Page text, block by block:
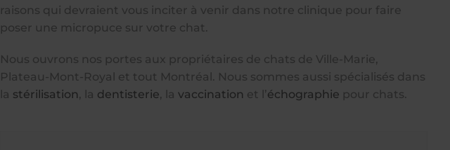
raisons qui devraient vous inciter à venir dans notre clinique pour faire
poser une micropuce sur votre chat.
Nous ouvrons nos portes aux propriétaires de chats de Ville-Marie,
Plateau-Mont-Royal et tout Montréal. Nous sommes aussi spécialisés dans
la stérilisation, la dentisterie, la vaccination et l’échographie pour chats.